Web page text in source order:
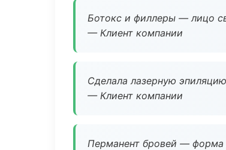
Ботокс и филлеры — лицо
— Клиент компании
Сделала лазерную
— Клиент компании
Перманент бровей — форма